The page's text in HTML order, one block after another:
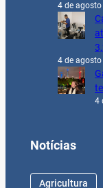
4 de
4 de
4
Notícias
Agricultura